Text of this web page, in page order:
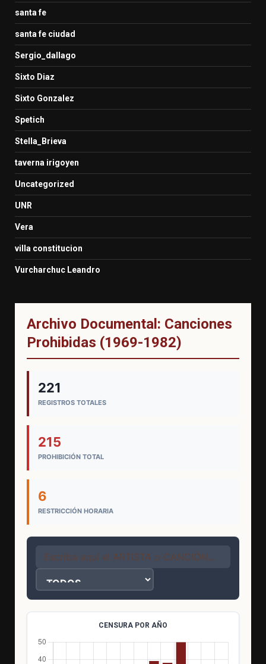
santa fe
santa fe ciudad
Sergio_dallago
Sixto Diaz
Sixto Gonzalez
Spetich
Stella_Brieva
taverna irigoyen
Uncategorized
UNR
Vera
villa constitucion
Vurcharchuc Leandro
Archivo Documental: Canciones
Prohibidas (1969-1982)
221
REGISTROS TOTALES
215
PROHIBICIÓN TOTAL
6
RESTRICCIÓN HORARIA
CENSURA POR AÑO